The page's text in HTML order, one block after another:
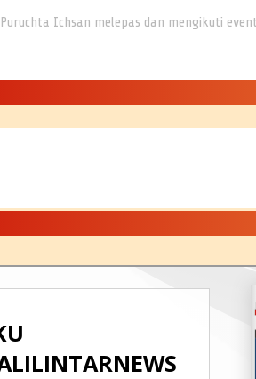
Puruchta Ichsan melepas dan mengikuti